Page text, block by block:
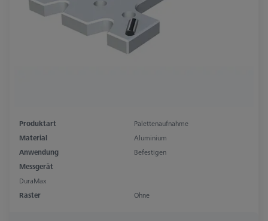
Produktart
Palettenaufnahme
Material
Aluminium
Anwendung
Befestigen
Messgerät
DuraMax
Raster
Ohne